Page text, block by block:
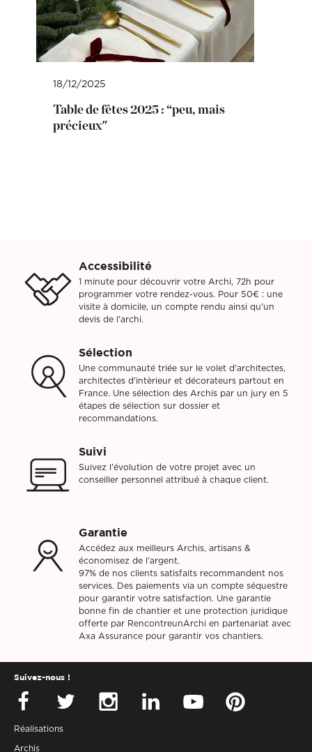
18/12/2025
Table de fêtes 2025 : “peu, mais
précieux"
Accessibilité
1 minute pour découvrir votre Archi, 72h pour
programmer votre rendez-vous. Pour 50€ : une
visite à domicile, un compte rendu ainsi qu'un
devis de l'archi.
Sélection
Une communauté triée sur le volet d'architectes,
architectes d'intèrieur et décorateurs partout en
France. Une sélection des Archis par un jury en 5
étapes de sélection sur dossier et
recommandations.
Suivi
Suivez l'évolution de votre projet avec un
conseiller personnel attribué à chaque client.
Garantie
Accédez aux meilleurs Archis, artisans &
économisez de l'argent.
97% de nos clients satisfaits recommandent nos
services. Des paiements via un compte séquestre
pour garantir votre satisfaction. Une garantie
bonne fin de chantier et une protection juridique
offerte par RencontreunArchi en partenariat avec
Axa Assurance pour garantir vos chantiers.
Réalisations
Archis
Suivez-nous !